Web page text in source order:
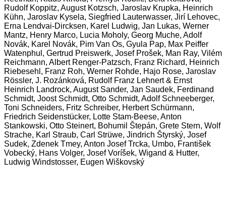
Rudolf Koppitz, August Kotzsch, Jaroslav Krupka, Heinrich
Kühn, Jaroslav Kysela, Siegfried Lauterwasser, Jirí Lehovec,
Erna Lendvai-Dircksen, Karel Ludwig, Jan Lukas, Werner
Mantz, Henry Marco, Lucia Moholy, Georg Muche, Adolf
Novák, Karel Novák, Pim Van Os, Gyula Pap, Max Peiffer
Watenphul, Gertrud Preiswerk, Josef Prošek, Man Ray, Vilém
Reichmann, Albert Renger-Patzsch, Franz Richard, Heinrich
Riebesehl, Franz Roh, Werner Rohde, Hajo Rose, Jaroslav
Rössler, J. Rozánková, Rudolf Franz Lehnert & Ernst
Heinrich Landrock, August Sander, Jan Saudek, Ferdinand
Schmidt, Joost Schmidt, Otto Schmidt, Adolf Schneeberger,
Toni Schneiders, Fritz Schreiber, Herbert Schürmann,
Friedrich Seidenstücker, Lotte Stam-Beese, Anton
Stankowski, Otto Steinert, Bohumil Štepán, Grete Stern, Wolf
Strache, Karl Straub, Carl Strüwe, Jindrich Štyrský, Josef
Sudek, Zdenek Tmey, Anton Josef Trcka, Umbo, František
Vobecký, Hans Volger, Josef Voríšek, Wigand & Hutter,
Ludwig Windstosser, Eugen Wiškovský